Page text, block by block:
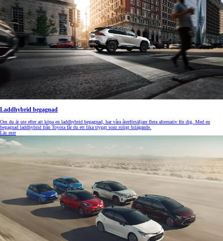
Laddhybrid begagnad
Om du är ute efter att köpa en laddhybrid begagnad, har våra återförsäljare flera alternativ för dig. Med en
begagnad laddhybrid från Toyota får du ett lika tryggt som roligt bilägande.
Läs mer